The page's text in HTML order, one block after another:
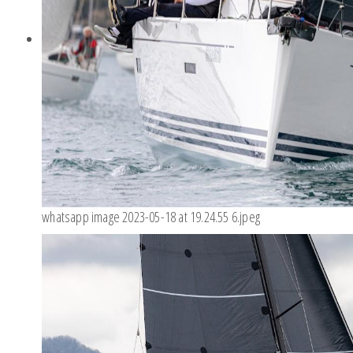
whatsapp image 2023-05-18 at 19.24.55 6.jpeg